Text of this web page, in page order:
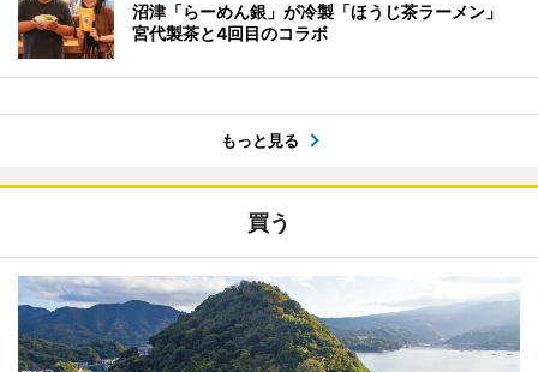
沼津「らーめん銀」が冷製「ほうじ茶ラーメン」
宮代製茶と4回目のコラボ
もっと見る
買う